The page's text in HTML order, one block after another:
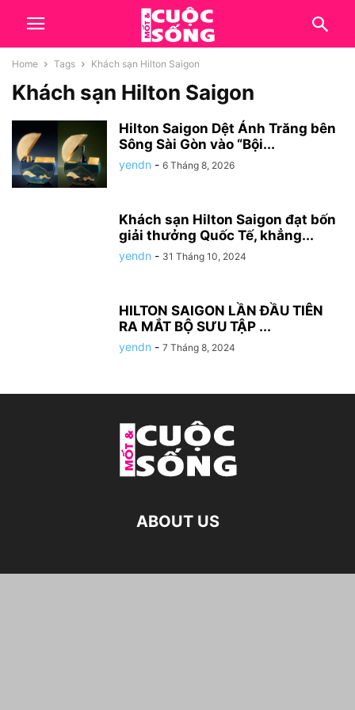
Home Tags Khách sạn Hilton Saigon
Khách sạn Hilton Saigon
Hilton Saigon Dệt Ánh Trăng bên
Sông Sài Gòn vào “Bội...
yendn - 6 Tháng 8, 2026
Khách sạn Hilton Saigon đạt bốn
giải thưởng Quốc Tế, khẳng...
yendn - 31 Tháng 10, 2024
HILTON SAIGON LẦN ĐẦU TIÊN
RA MẮT BỘ SƯU TẬP ...
yendn - 7 Tháng 8, 2024
ABOUT US